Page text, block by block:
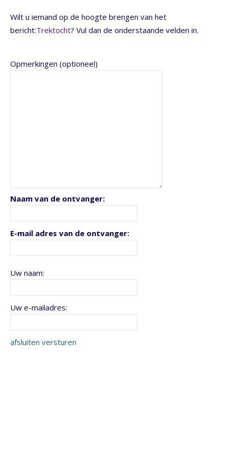
Wilt u iemand op de hoogte brengen van het
bericht:Trektocht? Vul dan de onderstaande velden in.
Opmerkingen (optioneel)
Naam van de ontvanger:
E-mail adres van de ontvanger:
Uw naam:
Uw e-mailadres:
afsluiten versturen